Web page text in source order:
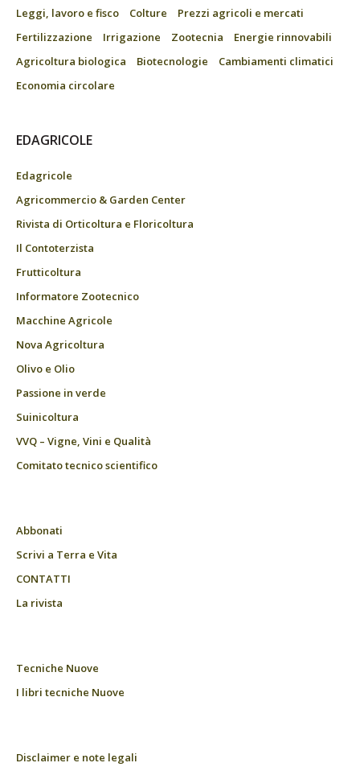
Leggi, lavoro e fisco
Colture
Prezzi agricoli e mercati
Fertilizzazione
Irrigazione Zootecnia
Energie rinnovabili
Agricoltura biologica
Biotecnologie
Cambiamenti climatici
Economia circolare
EDAGRICOLE
Edagricole
Agricommercio & Garden Center
Rivista di Orticoltura e Floricoltura
Il Contoterzista
Frutticoltura
Informatore Zootecnico
Macchine Agricole
Nova Agricoltura
Olivo e Olio
Passione in verde
Suinicoltura
VVQ – Vigne, Vini e Qualità
Comitato tecnico scientifico
Abbonati
Scrivi a Terra e Vita
CONTATTI
La rivista
Tecniche Nuove
I libri tecniche Nuove
Disclaimer e note legali